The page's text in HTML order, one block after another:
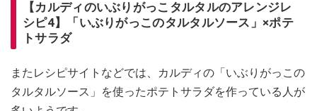
【カルディのいぶりがっこタルタルのアレンジレ
シピ4】「いぶりがっこのタルタルソース」×ポテ
トサラダ
またレシピサイトなどでは、カルディの「いぶりがっこの
タルタルソース」を使ったポテトサラダを作っている人が